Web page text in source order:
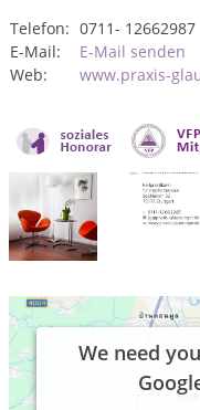
Telefon: 0711- 12662987
E-Mail:
E-Mail senden
Web:
www.praxis-
We need